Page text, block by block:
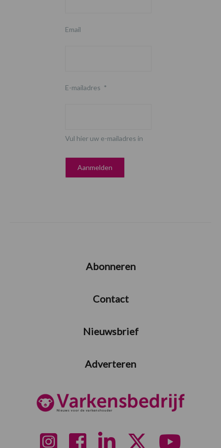
Email
E-mailadres *
Vul hier uw e-mailadres in
Abonneren
Contact
Nieuwsbrief
Adverteren